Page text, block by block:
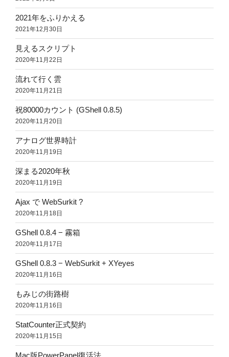
2021年をふりかえる
2021年12月30日
見えるスクリプト
2020年11月22日
流れて行く雲
2020年11月21日
祝80000カウント (GShell 0.8.5)
2020年11月20日
アナログ世界時計
2020年11月19日
深まる2020年秋
2020年11月19日
Ajax で WebSurkit ?
2020年11月18日
GShell 0.8.4 − 霧箱
2020年11月17日
GShell 0.8.3 − WebSurkit + XYeyes
2020年11月16日
もみじの街路樹
2020年11月16日
StatCounter正式契約
2020年11月15日